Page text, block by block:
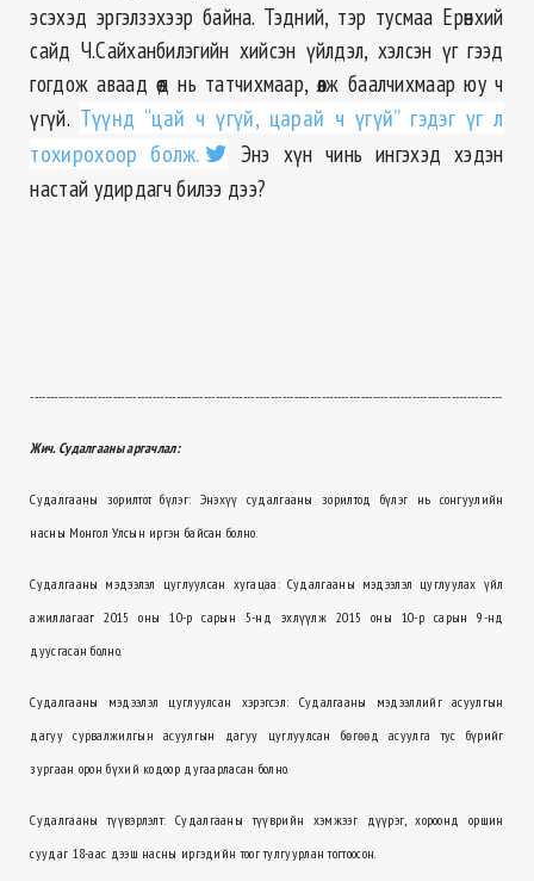
эсэхэд эргэлзэхээр байна. Тэдний, тэр тусмаа Ерөнхий
сайд Ч.Сайханбилэгийн хийсэн үйлдэл, хэлсэн үг гээд
гогдож аваад өөд нь татчихмаар, өөлж баалчихмаар юу ч
үгүй. Түүнд “цай ч үгүй, царай ч үгүй” гэдэг үг л
тохирохоор болж.
Энэ хүн чинь ингэхэд хэдэн
настай удирдагч билээ дээ?
------------------------------------------------------------------------------------------------------------------------
Жич. Судалгааны аргачлал:
Судалгааны зорилтот бүлэг: Энэхүү судалгааны зорилтод бүлэг нь сонгуулийн
насны Монгол Улсын иргэн байсан болно.
Судалгааны мэдээлэл цуглуулсан хугацаа: Судалгааны мэдээлэл цуглуулах үйл
ажиллагааг 2015 оны 10-р сарын 5-нд эхлүүлж 2015 оны 10-р сарын 9-нд
дуусгасан болно.
Судалгааны мэдээлэл цуглуулсан хэрэгсэл: Судалгааны мэдээллийг асуулгын
дагуу сурвалжилгын асуулгын дагуу цуглуулсан бөгөөд асуулга тус бүрийг
зургаан орон бүхий кодоор дугаарласан болно.
Судалгааны түүвэрлэлт: Судалгааны түүврийн хэмжээг дүүрэг, хороонд оршин
суудаг 18-аас дээш насны иргэдийн тоог тулгуурлан тогтоосон.